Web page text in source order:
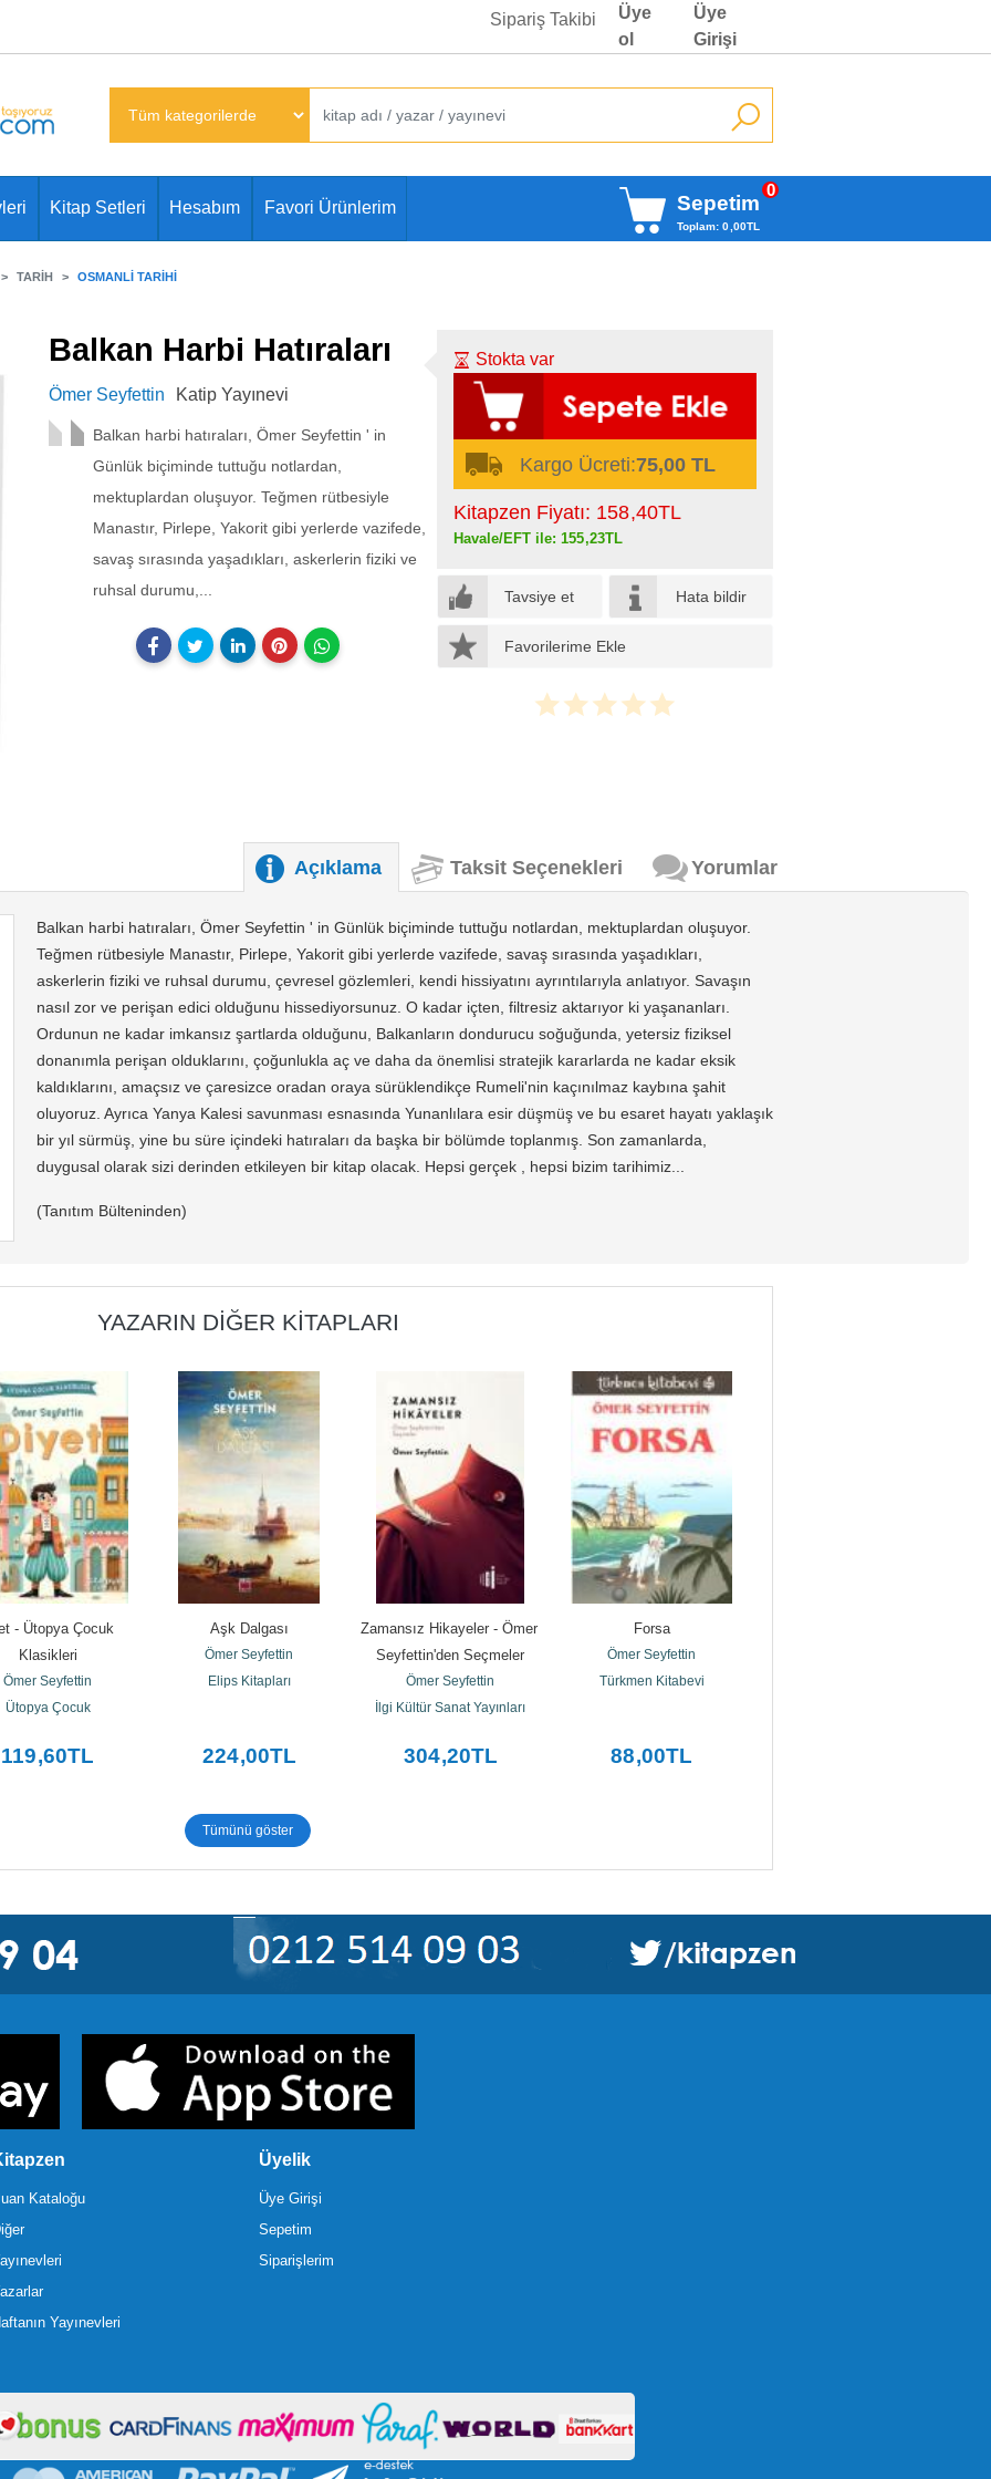
Sipariş Takibi
Üye
ol
Üye
Girişi
Kitap Setleri Hesabım Favori Ürünlerim Sepetim
Toplam: 0 ,00TL
0
TARIH OSMANLI TARIHI
Balkan Harbi Hatıraları
Ömer Seyfettin Katip Yayınevi
Balkan harbi hatıraları, Ömer Seyfettin ' in
Günlük biçiminde tuttuğu notlardan,
mektuplardan oluşuyor. Teğmen rütbesiyle
Manastır, Pirlepe, Yakorit gibi yerlerde vazifede,
savaş sırasında yaşadıkları, askerlerin fiziki ve
ruhsal durumu,...
Stokta var
Kargo Ücreti:75,00 TL
Kitapzen Fiyatı: 158,40TL
Havale/EFT ile: 155,23TL
Tavsiye et Hata bildir
Favorilerime Ekle
Açıklama Taksit Seçenekleri Yorumlar
Balkan harbi hatıraları, Ömer Seyfettin ' in Günlük biçiminde tuttuğu notlardan, mektuplardan oluşuyor.
Teğmen rütbesiyle Manastır, Pirlepe, Yakorit gibi yerlerde vazifede, savaş sırasında yaşadıkları,
askerlerin fiziki ve ruhsal durumu, çevresel gözlemleri, kendi hissiyatını ayrıntılarıyla anlatıyor. Savaşın
nasıl zor ve perişan edici olduğunu hissediyorsunuz. O kadar içten, filtresiz aktarıyor ki yaşananları.
Ordunun ne kadar imkansız şartlarda olduğunu, Balkanların dondurucu soğuğunda, yetersiz fiziksel
donanımla perişan olduklarını, çoğunlukla aç ve daha da önemlisi stratejik kararlarda ne kadar eksik
kaldıklarını, amaçsız ve çaresizce oradan oraya sürüklendikçe Rumeli'nin kaçınılmaz kaybına şahit
oluyoruz. Ayrıca Yanya Kalesi savunması esnasında Yunanlılara esir düşmüş ve bu esaret hayatı yaklaşık
bir yıl sürmüş, yine bu süre içindeki hatıraları da başka bir bölümde toplanmış. Son zamanlarda,
duygusal olarak sizi derinden etkileyen bir kitap olacak. Hepsi gerçek , hepsi bizim tarihimiz...
(Tanıtım Bülteninden)
YAZARIN DIĞER KITAPLARI
- Ütopya Çocuk
Klasikleri
Ömer Seyfettin
Ütopya Çocuk
119,60TL
Aşk Dalgası
Ömer Seyfettin
Elips Kitapları
224,00TL
Zamansız Hikayeler - Ömer
Seyfettin'den Seçmeler
Ömer Seyfettin
İlgi Kültür Sanat Yayınları
304,20TL
Forsa
Ömer Seyfettin
Türkmen Kitabevi
88,00TL
Tümünü göster
Kataloğu
Yayınevleri
Üyelik
Üye Girişi
Sepetim
Siparişlerim